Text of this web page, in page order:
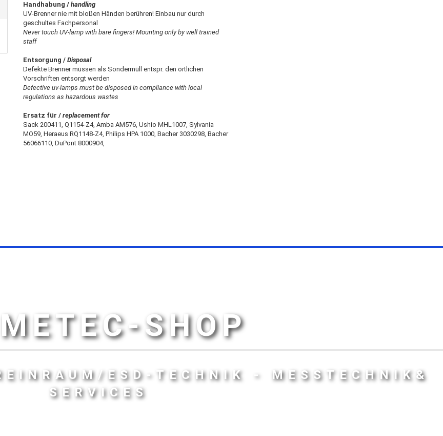
Handhabung / handling
UV-Brenner nie mit bloßen Händen berühren! Einbau nur durch
geschultes Fachpersonal
Never touch UV-lamp with bare fingers!Mounting only by well trained
staff
Entsorgung /Disposal
Defekte Brenner müssen als Sondermüll entspr. den örtlichen
Vorschriften entsorgt werden
Defective uv-lamps must be disposed in compliance with local
regulations as hazardous wastes
Ersatz für /replacement for
Sack 200411, Q1154-Z4, Amba AM576, Ushio MHL1007, Sylvania
MO59, Heraeus RQ1148-Z4, Philips HPA 1000, Bacher 3030298, Bacher
56066110, DuPont 8000904,
SHOP
ESD-TECHNIK - MESSTECHNIK&
SERVICES